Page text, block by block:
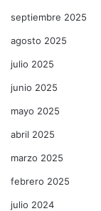
septiembre 2025
agosto 2025
julio 2025
junio 2025
mayo 2025
abril 2025
marzo 2025
febrero 2025
julio 2024